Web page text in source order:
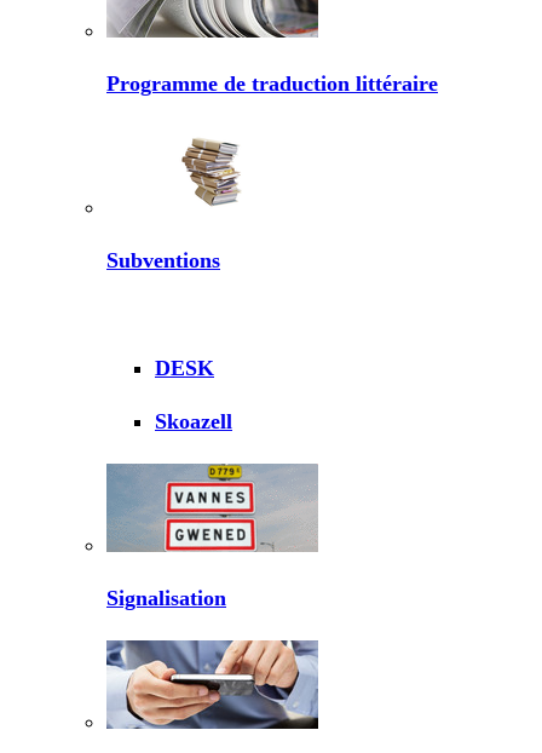
Programme de traduction littéraire
Subventions
DESK
Skoazell
Signalisation